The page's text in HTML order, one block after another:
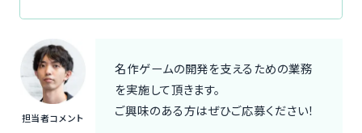
担当者コメント
名作ゲームの開発を支えるための業務
を実施して頂きます。
ご興味のある方はぜひご応募ください！